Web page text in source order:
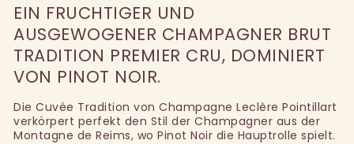
EIN FRUCHTIGER UND
AUSGEWOGENER CHAMPAGNER BRUT
TRADITION PREMIER CRU, DOMINIERT
VON PINOT NOIR.
Die Cuvée Tradition von Champagne Leclère Pointillart
verkörpert perfekt den Stil der Champagner aus der
Montagne de Reims, wo Pinot Noir die Hauptrolle spielt.